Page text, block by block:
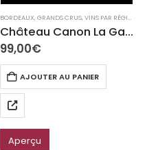
BORDEAUX,GRANDS CRUS,VINS PAR RÉGION
Château Canon La Gaffelière Saint Emilion Grand Cru 2020
99,00€
AJOUTER AU PANIER
Aperçu